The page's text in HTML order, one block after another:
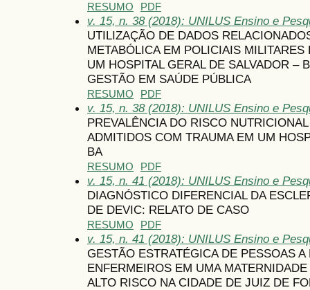
RESUMO PDF
v. 15, n. 38 (2018): UNILUS Ensino e
UTILIZAÇÃO DE DADOS
METABÓLICA EM POLICIAIS
UM HOSPITAL GERAL DE SALVADOR –
GESTÃO EM SAÚDE PÚBLICA
RESUMO PDF
v. 15, n. 38 (2018): UNILUS Ensino e
PREVALÊNCIA DO RISCO
ADMITIDOS COM TRAUMA EM UM
BA
RESUMO PDF
v. 15, n. 41 (2018): UNILUS Ensino e
DIAGNÓSTICO DIFERENCIAL DA
DE DEVIC: RELATO DE CASO
RESUMO PDF
v. 15, n. 41 (2018): UNILUS Ensino e
GESTÃO ESTRATÉGICA DE PESSOAS
ENFERMEIROS EM UMA
ALTO RISCO NA CIDADE DE JUIZ DE